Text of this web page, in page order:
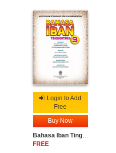
Login to Add
Free
Buy Now
Bahasa Iban Tingkatan 3
FREE